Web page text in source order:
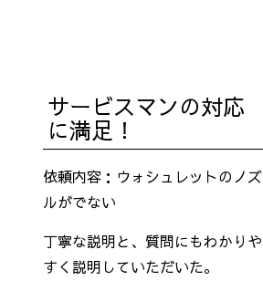
サービスマンの対応
に満足！
依頼内容：ウォシュレットのノズ
ルがでない
丁寧な説明と、質問にもわかりや
すく説明していただいた。